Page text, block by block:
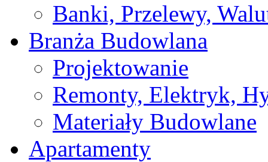
Banki, Przelewy,
Branża Budowlana
Projektowanie
Remonty, Elektryk,
Materiały Budowlane
Apartamenty